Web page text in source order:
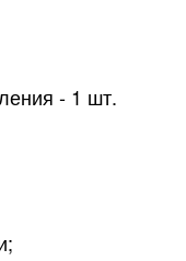
‑ 1 шт.